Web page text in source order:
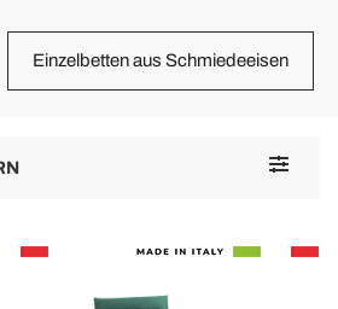
Einzelbetten aus Schmiedeeisen
Toggle